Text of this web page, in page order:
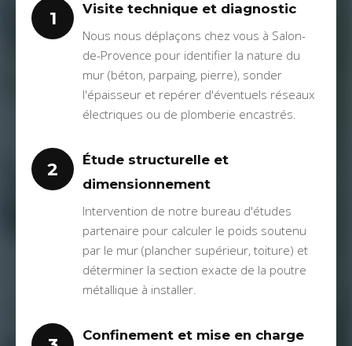
1
Visite technique et diagnostic
Nous nous déplaçons chez vous à Salon-
de-Provence pour identifier la nature du
mur (béton, parpaing, pierre), sonder
l'épaisseur et repérer d'éventuels réseaux
électriques ou de plomberie encastrés.
2
Étude structurelle et
dimensionnement
Intervention de notre bureau d'études
partenaire pour calculer le poids soutenu
par le mur (plancher supérieur, toiture) et
déterminer la section exacte de la poutre
métallique à installer.
Confinement et mise en charge